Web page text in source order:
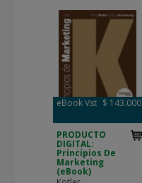
eBook Vst $ 143.000
PRODUCTO
DIGITAL:
Principios De
Marketing
(eBook)